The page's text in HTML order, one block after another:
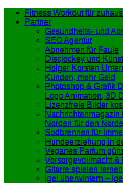
Fitness Workout für
Partner
Gesundheits- und
SEO Agentur
Abnehmen für Faule
Discjockey und
Holger Korsten
Kunden, mehr Geld
Photoshop & Grafik
Logo Animation, 3D
Lizenzfreie Bilder
Nachrichtenmagazin
Norden für den
Sodbrennen für
Hundeerziehung in
Veganes Parfum
Vorsorgevollmacht &
Gitarre spielen
Igel überwintern –